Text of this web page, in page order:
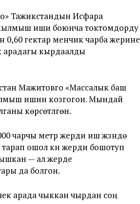
Тажикстандын Исфара
иши боюнча токтомдорду
гектар менчик чарба жерине
арадагы кырдаалды
Мажитовго «Массалык баш
ишин козгогон. Мындай
көрсөтүлгөн.
чарчы метр жерди иш жүзүндө
ошол күнү жерди бошотуп
— ал жерде
да болгон.
арада чыккан чырдан соң